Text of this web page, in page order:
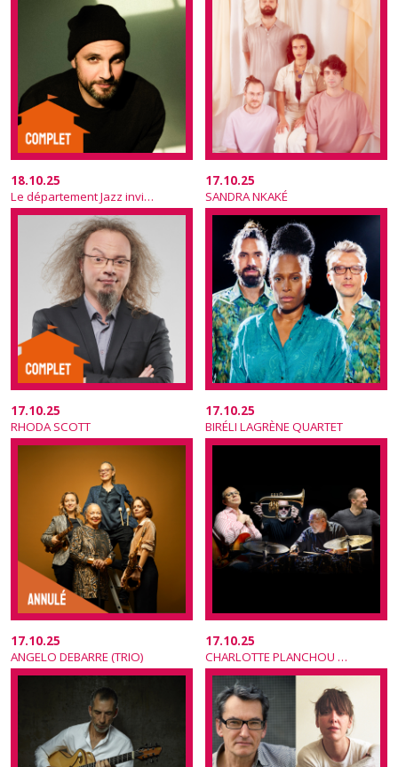
18.10.25
Le département Jazz invite SIMON FACHE
17.10.25
SANDRA NKAKÉ
17.10.25
RHODA SCOTT
17.10.25
BIRÉLI LAGRÈNE QUARTET
17.10.25
ANGELO DEBARRE (TRIO)
17.10.25
CHARLOTTE PLANCHOU & DIDIER ITHURSARRY